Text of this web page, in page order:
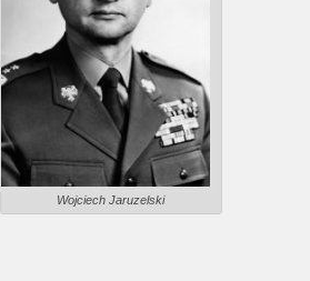
Wojciech Jaruzelski